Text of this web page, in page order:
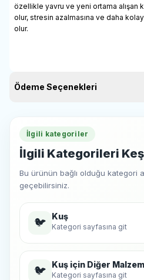
özellikle yavru ve yeni ortama alışan
olur, stresin azalmasına ve daha kolay
olur.
Ödeme Seçenekleri
İlgili kategoriler
İlgili Kategorileri
Bu ürünün bağlı olduğu kategori
geçebilirsiniz.
🐦 Kuş
Kategori sayfasına git
🐦 Kuş için Diğer
Kategori sayfasına git